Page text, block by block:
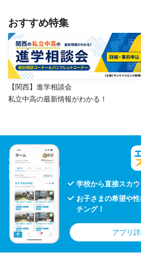
おすすめ特集
【関西】進学相談会
私立中高の最新情報がわかる！
学校から直接スカウ
お子さまの希望や
チング！
アプリ